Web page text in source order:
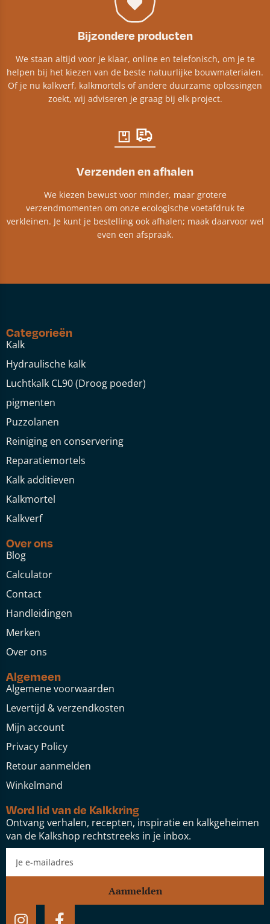
Bijzondere producten
We staan altijd voor je klaar, online en telefonisch, om je te
helpen bij het kiezen van de beste natuurlijke bouwmaterialen.
Of je nu kalkverf, kalkmortels of andere duurzame oplossingen
zoekt, wij adviseren je graag bij elk project.​
Verzenden en afhalen
We kiezen bewust voor minder, maar grotere
verzendmomenten om onze ecologische voetafdruk te
verkleinen. Je kunt je bestelling ook afhalen; maak daarvoor wel
even een afspraak.
Categorieën
Kalk
Hydraulische kalk
Luchtkalk CL90 (Droog poeder)
pigmenten
Puzzolanen
Reiniging en conservering
Reparatiemortels
Kalk additieven
Kalkmortel
Kalkverf
Over ons
Blog
Calculator
Contact
Handleidingen
Merken
Over ons
Algemeen
Algemene voorwaarden
Levertijd & verzendkosten
Mijn account
Privacy Policy
Retour aanmelden
Winkelmand
Word lid van de Kalkkring
Ontvang verhalen, recepten, inspiratie en kalkgeheimen
van de Kalkshop rechtstreeks in je inbox.
Aanmelden